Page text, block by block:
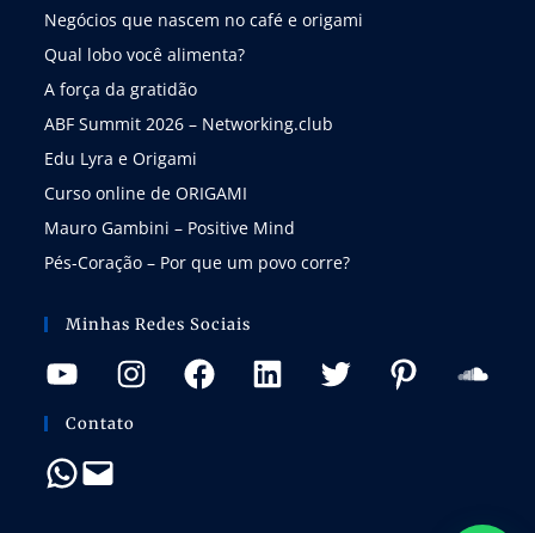
Negócios que nascem no café e origami
Qual lobo você alimenta?
A força da gratidão
ABF Summit 2026 – Networking.club
Edu Lyra e Origami
Curso online de ORIGAMI
Mauro Gambini – Positive Mind
Pés-Coração – Por que um povo corre?
Minhas Redes Sociais
Contato